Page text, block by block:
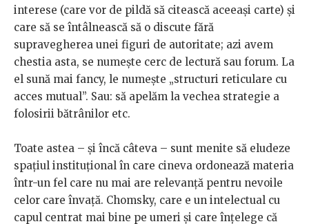
interese (care vor de pildă să citească aceeași carte) și
care să se întâlnească să o discute fără
supravegherea unei figuri de autoritate; azi avem
chestia asta, se numește cerc de lectură sau forum. La
el sună mai fancy, le numește „structuri reticulare cu
acces mutual”. Sau: să apelăm la vechea strategie a
folosirii bătrânilor etc.
Toate astea – și încă câteva – sunt menite să eludeze
spațiul instituțional în care cineva ordonează materia
într-un fel care nu mai are relevanță pentru nevoile
celor care învață. Chomsky, care e un intelectual cu
capul centrat mai bine pe umeri și care înțelege că